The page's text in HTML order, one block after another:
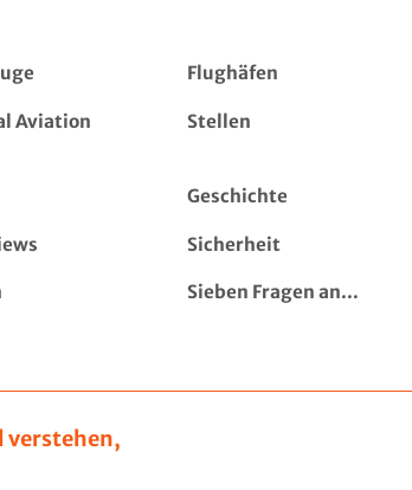
Flughäfen
Aviation Stellen
Geschichte
Sicherheit
Sieben Fragen an...
verstehen,